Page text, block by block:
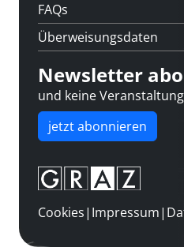
FAQs
Überweisungsdaten
Newsletter
und keine
jetzt abonnieren
Cookies| Impressum|